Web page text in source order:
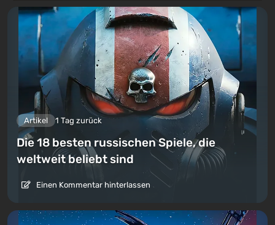
Artikel 1 Tag zurück
Die 18 besten russischen Spiele, die
weltweit beliebt sind
Einen Kommentar hinterlassen